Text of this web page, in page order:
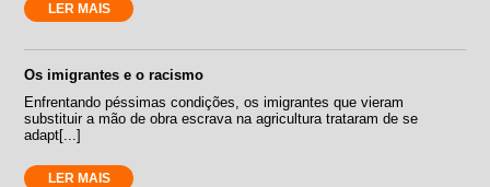
LER MAIS
Os imigrantes e o racismo
Enfrentando péssimas condições, os imigrantes que vieram
substituir a mão de obra escrava na agricultura trataram de se
adapt[...]
LER MAIS